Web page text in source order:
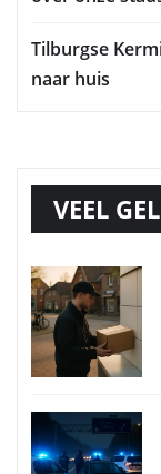
Tilburgse
naar huis
VEEL